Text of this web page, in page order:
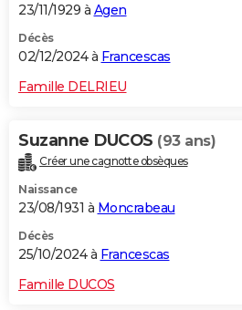
23/11/1929 à Agen
Décès
02/12/2024 à Francescas
Famille DELRIEU
Suzanne DUCOS (93 ans)
Créer une cagnotte obsèques
Naissance
23/08/1931 à Moncrabeau
Décès
25/10/2024 à Francescas
Famille DUCOS